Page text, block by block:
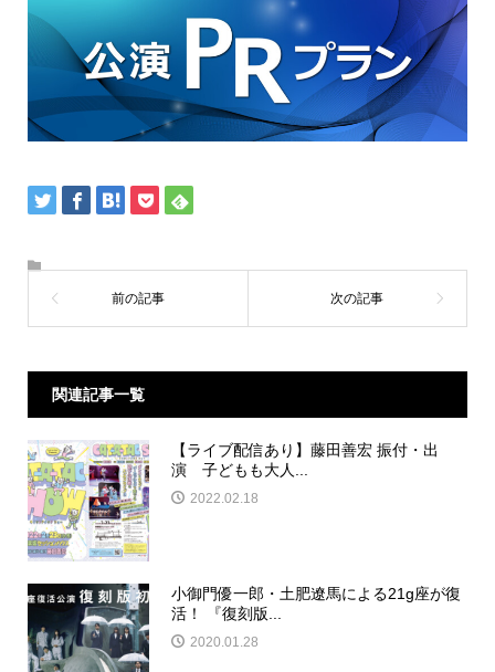
関連記事一覧
【ライブ配信あり】藤田善宏 振付・出
演 子どもも大人...
2022.02.18
小御門優一郎・土肥遼馬による21g座が復
活！ 『復刻版...
2020.01.28